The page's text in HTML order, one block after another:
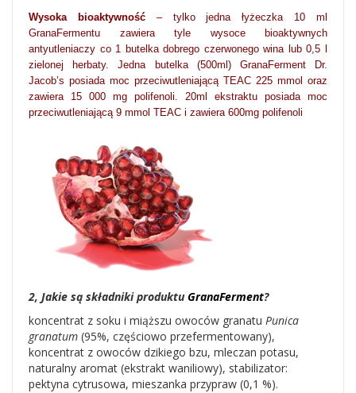
Wysoka bioaktywność– tylko jedna łyżeczka 10 ml
GranaFermentu zawiera tyle wysoce bioaktywnych
antyutleniaczy co 1 butelka dobrego czerwonego wina lub 0,5 l
zielonej herbaty. Jedna butelka (500ml) GranaFerment Dr.
Jacob’s posiada moc przeciwutleniającą TEAC 225 mmol oraz
zawiera 15 000 mg polifenoli. 20ml ekstraktu posiada moc
przeciwutleniającą 9 mmol TEAC i zawiera 600mg polifenoli
2, Jakie są składniki produktuGranaFerment?
koncentrat z soku i miąższu owoców granatu Punica
granatum (95%, częściowo przefermentowany),
koncentrat z owoców dzikiego bzu, mleczan potasu,
naturalny aromat (ekstrakt waniliowy), stabilizator:
pektyna cytrusowa, mieszanka przypraw (0,1 %).